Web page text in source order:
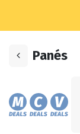
Panés